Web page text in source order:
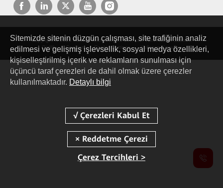
Copyright © 2026 Huawei Technologies Co., Ltd. Tüm Hakları Saklıdır.
Gizlilik
Cookies Cookie Settings Kullanım Koşulları
Sitemizde sitenin düzgün çalışması, site trafiğinin analiz
edilmesi ve gelişmiş işlevsellik, sosyal medya özellikleri,
kişiselleştirilmiş içerik ve reklamların sunulması için
üçüncü taraf çerezleri de dahil olmak üzere çerezler
kullanılmaktadır. Detaylı bilgi
Çerez Tercihleri >